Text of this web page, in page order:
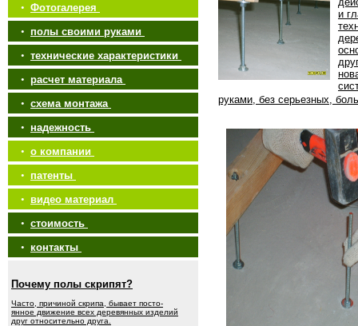
• Фотогалерея
• полы своими руками
• технические характеристики
• расчет материала
• схема монтажа
• надежность
• о компании
• патенты
• видео материал
• стоимость
• контакты
Почему полы скрипят?
Часто, причиной скрипа, бывает посто-
янное движение всех деревянных изделий
друг относительно друга.
и
руками, без серьезных,